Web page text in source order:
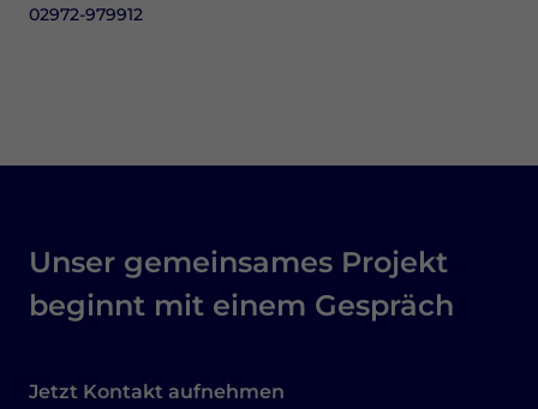
02972-979912
Unser gemeinsames Projekt
beginnt mit einem Gespräch
Jetzt Kontakt aufnehmen